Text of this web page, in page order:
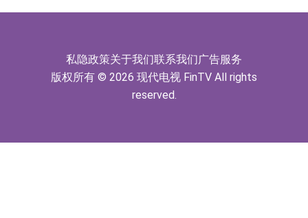
(08611.HK)跌21.01%
技(02261.HK)涨+75.05%，辰兴发展
(02286.HK)涨+64.91%
神火股份：新疆神火铝水转化率已
【异动股】焦炭Ⅲ板块下挫，陕西黑
采取出具警示函措施
山金国际：港股上市工作正常推进中
私隐政策关于我们联系我们广告服务
版权所有 © 2026 现代电视 FinTV All rights
reserved.